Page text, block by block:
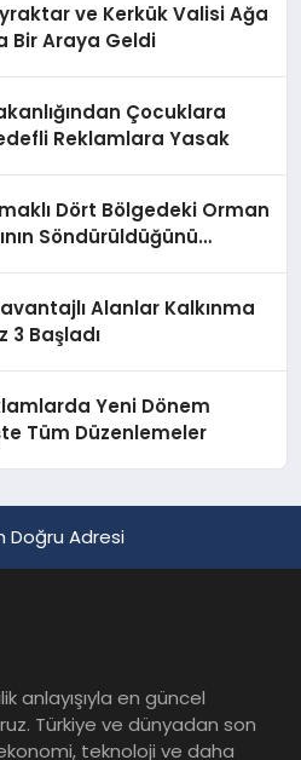
ve Kerkük Valisi Ağa
Bir Araya Geldi
Çocuklara
Reklamlara Yasak
Dört Bölgedeki Orman
Söndürüldüğünü
Alanlar Kalkınma
3 Başladı
Yeni Dönem
Tüm Düzenlemeler
Doğru Adresi
anlayışıyla en güncel
Türkiye ve dünyadan son
teknoloji ve daha